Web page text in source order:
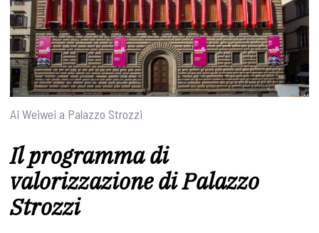
Ai Weiwei a Palazzo Strozzi
Il programma di
valorizzazione di Palazzo
Strozzi